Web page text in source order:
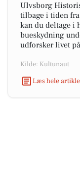
Ulvsborg
tilbage i tiden
kan du deltage i
bueskydning
udforsker livet
Kilde: Kultunaut
Læs hele